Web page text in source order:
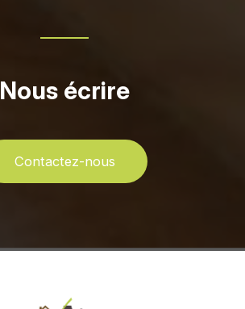
Nous écrire
Contactez-nous